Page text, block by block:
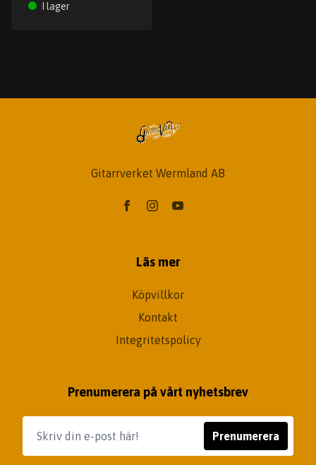
I lager
Gitarrverket Wermland AB
Läs mer
Köpvillkor
Kontakt
Integritetspolicy
Prenumerera på vårt nyhetsbrev
Prenumerera